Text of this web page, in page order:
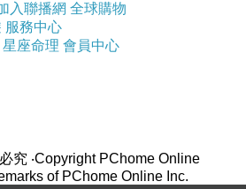
入聯播網 全球購物
服務中心
星座命理 會員中心
究 ‧Copyright PChome Online
of PChome Online Inc.